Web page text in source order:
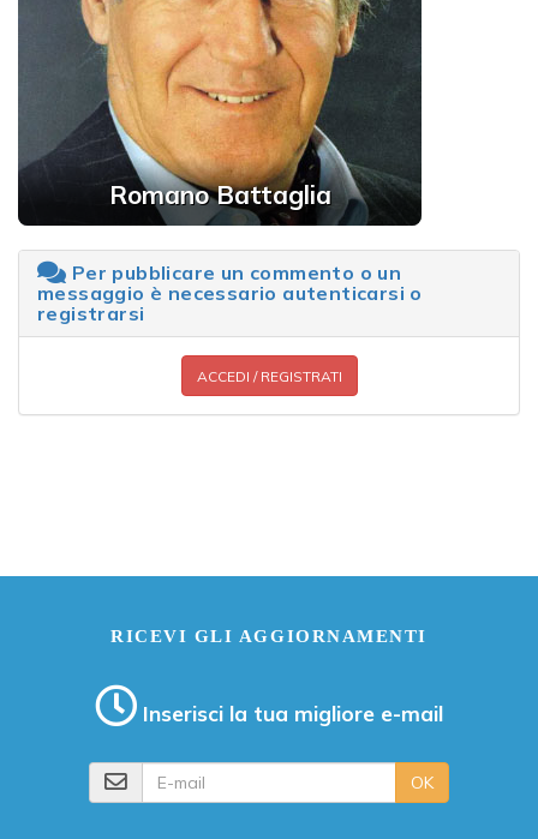
Romano Battaglia
Per pubblicare un commento o un
messaggio è necessario autenticarsi o
registrarsi
ACCEDI / REGISTRATI
RICEVI GLI AGGIORNAMENTI
Inserisci la tua migliore e-mail
OK